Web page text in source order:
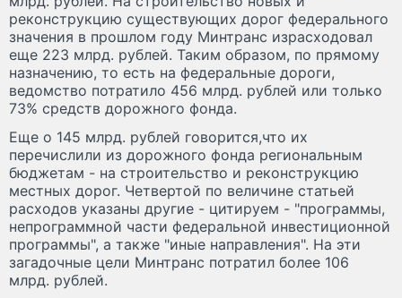
реконструкцию существующих дорог федерального
значения в прошлом году Минтранс израсходовал
еще 223 млрд. рублей. Таким образом, по прямому
назначению, то есть на федеральные дороги,
ведомство потратило 456 млрд. рублей или только
73% средств дорожного фонда.
Еще о 145 млрд. рублей говорится,что их
перечислили из дорожного фонда региональным
бюджетам - на строительство и реконструкцию
местных дорог. Четвертой по величине статьей
расходов указаны другие - цитируем - "программы,
непрограммной части федеральной инвестиционной
программы", а также "иные направления". На эти
загадочные цели Минтранс потратил более 106
млрд. рублей.